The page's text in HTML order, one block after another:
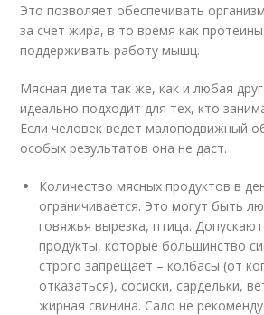
Это позволяет обеспечивать
за счет жира, в то время как
поддерживать работу мышц.
Мясная диета так же, как и любая
идеально подходит для тех, кто
Если человек ведет малоподвижный
особых результатов она не даст.
Количество мясных продуктов в
ограничивается. Это могут быть
говяжья вырезка, птица.
продукты, которые большинство
строго запрещает – колбасы (от
отказаться), сосиски, сардельки,
жирная свинина. Сало не